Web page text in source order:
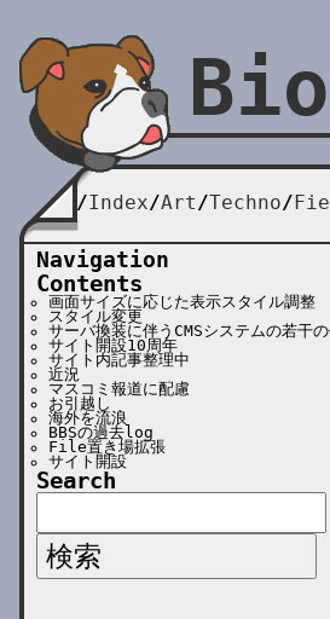
Index Art Techno
Navigation
Contents
画面サイズに応じた表示スタイル調整
スタイル変更
サーバ換装に伴うCMSシステムの若干
サイト開設10周年
サイト内記事整理中
近況
マスコミ報道に配慮
お引越し
海外を流浪
BBSの過去log
File置き場拡張
サイト開設
Search